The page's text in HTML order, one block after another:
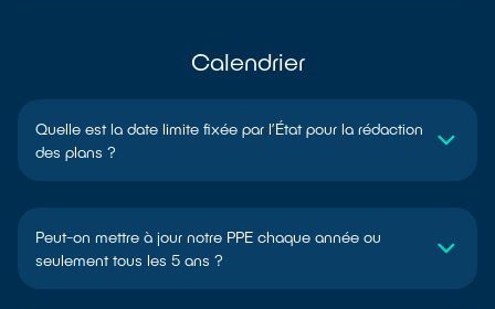
Calendrier
Quelle est la date limite fixée par l’État pour la rédaction
des plans ?
Peut-on mettre à jour notre PPE chaque année ou
seulement tous les 5 ans ?